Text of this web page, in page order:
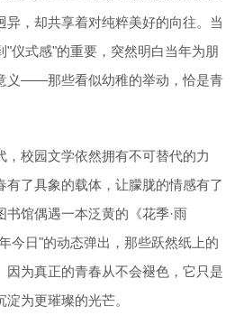
异，却共享着对纯粹美好的向往。当
"仪式感"的重要，突然明白当年为朋
义——那些看似幼稚的举动，恰是青
，校园文学依然拥有不可替代的力
有了具象的载体，让朦胧的情感有了
书馆偶遇一本泛黄的《花季·雨
今日"的动态弹出，那些跃然纸上的
因为真正的青春从不会褪色，它只是
为更璀璨的光芒。